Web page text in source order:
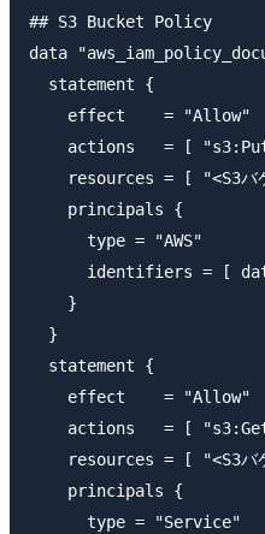
## S3 Bucket Policy
data
  statement {
    effect    = "Allow"
actions   = [
resources = [ "<S3バ
    principals {
      type = "AWS"
identifiers = [
    }
  }
  statement {
    effect    = "Allow"
actions   = [
resources = [ "<S3バ
    principals {
      type = "Service"